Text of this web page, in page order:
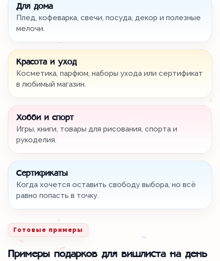
Для дома
Плед, кофеварка, свечи, посуда, декор и полезные
мелочи.
Красота и уход
Косметика, парфюм, наборы ухода или сертификат
в любимый магазин.
Хобби и спорт
Игры, книги, товары для рисования, спорта и
рукоделия.
Сертификаты
Когда хочется оставить свободу выбора, но всё
равно попасть в точку.
Готовые примеры
Примеры подарков для вишлиста на день